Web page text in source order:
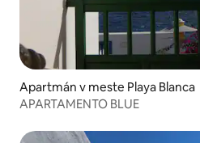
Apartmán v meste Playa Blanca
APARTAMENTO BLUE